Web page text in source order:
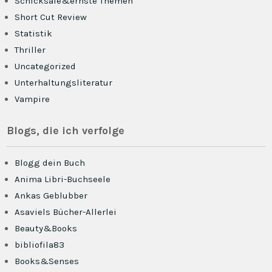
Short Cut Review
Statistik
Thriller
Uncategorized
Unterhaltungsliteratur
Vampire
Blogs, die ich verfolge
Blogg dein Buch
Anima Libri-Buchseele
Ankas Geblubber
Asaviels Bücher-Allerlei
Beauty&Books
bibliofila83
Books&Senses